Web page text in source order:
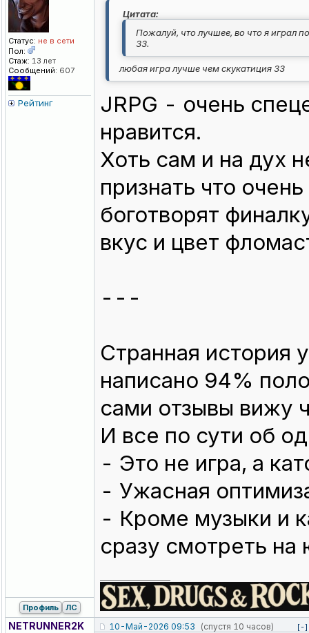
Статус: не в сети
Пол:
Стаж: 13 лет
Сообщений: 607
Рейтинг
Цитата:
Пожалуй, что лучшее, во что я играл
33.
любая игра лучше чем скукатиция 33
JRPG - очень
нравится.
Хоть сам и на дух
признать что
боготворят
вкус и цвет
---
Странная история
написано 94%
сами отзывы вижу
И все по сути об
- Это не игра, а
- Ужасная
- Кроме музыки и
сразу смотреть на
Профиль ЛС
NETRUNNER2K 10-Май-2026 09:53 (спустя 10 часов) [-]